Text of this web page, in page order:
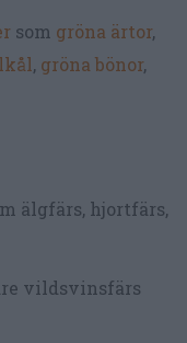
som gröna ärtor,
, gröna bönor,
älgfärs, hjortfärs,
vildsvinsfärs